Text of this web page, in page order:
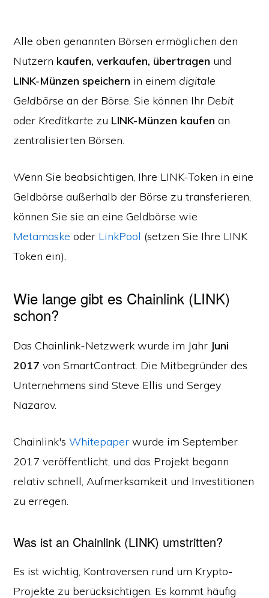
Alle oben genannten Börsen ermöglichen den
Nutzern kaufen, verkaufen, übertragen und
LINK-Münzen speichern in einem digitale
Geldbörse an der Börse. Sie können Ihr Debit
oder Kreditkarte zu LINK-Münzen kaufenan
zentralisierten Börsen.
Wenn Sie beabsichtigen, Ihre LINK-Token in eine
Geldbörse außerhalb der Börse zu transferieren,
können Sie sie an eine Geldbörse wie
Metamaske oder LinkPool (setzen Sie Ihre LINK
Token ein).
Wie lange gibt es Chainlink (LINK)
schon?
Das Chainlink-Netzwerk wurde im Jahr Juni
2017 von SmartContract. Die Mitbegründer des
Unternehmens sind Steve Ellis und Sergey
Nazarov.
Chainlink'sWhitepaper wurde im September
2017 veröffentlicht, und das Projekt begann
relativ schnell, Aufmerksamkeit und Investitionen
zu erregen.
Was ist an Chainlink (LINK) umstritten?
Es ist wichtig, Kontroversen rund um Krypto-
Projekte zu berücksichtigen. Es kommt häufig